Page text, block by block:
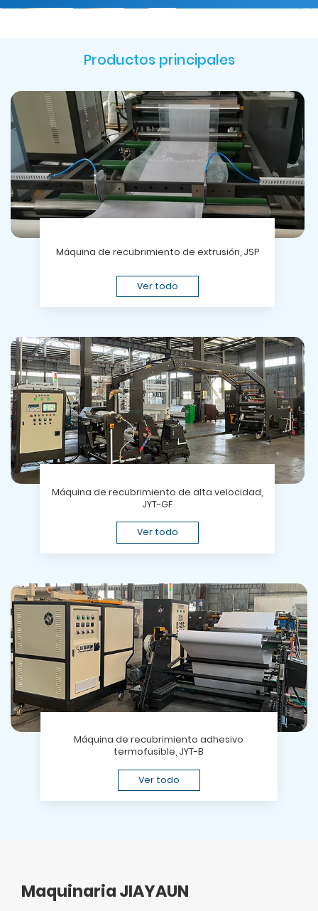
Productos principales
Máquina de recubrimiento de extrusión, JSP
Ver todo
Máquina de recubrimiento de alta velocidad,
JYT-GF
Ver todo
Máquina de recubrimiento adhesivo
termofusible, JYT-B
Ver todo
Maquinaria JIAYAUN